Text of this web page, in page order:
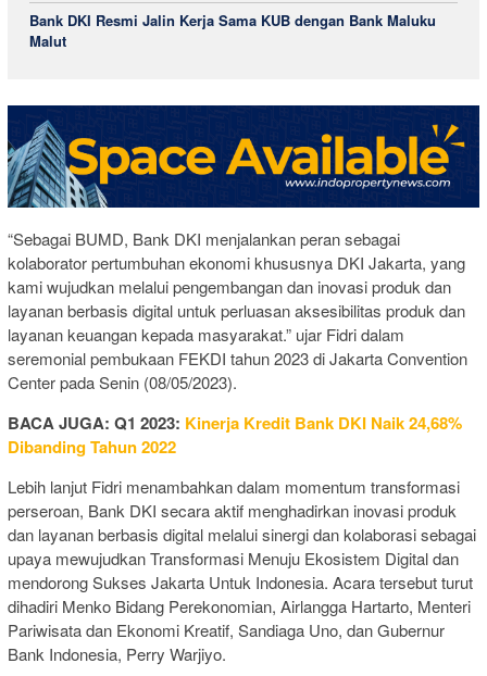
Bank DKI Resmi Jalin Kerja Sama KUB dengan Bank Maluku
Malut
“Sebagai BUMD, Bank DKI menjalankan peran sebagai
kolaborator pertumbuhan ekonomi khususnya DKI Jakarta, yang
kami wujudkan melalui pengembangan dan inovasi produk dan
layanan berbasis digital untuk perluasan aksesibilitas produk dan
layanan keuangan kepada masyarakat.” ujar Fidri dalam
seremonial pembukaan FEKDI tahun 2023 di Jakarta Convention
Center pada Senin (08/05/2023).
BACA JUGA: Q1 2023: Kinerja Kredit Bank DKI Naik 24,68%
Dibanding Tahun 2022
Lebih lanjut Fidri menambahkan dalam momentum transformasi
perseroan, Bank DKI secara aktif menghadirkan inovasi produk
dan layanan berbasis digital melalui sinergi dan kolaborasi sebagai
upaya mewujudkan Transformasi Menuju Ekosistem Digital dan
mendorong Sukses Jakarta Untuk Indonesia. Acara tersebut turut
dihadiri Menko Bidang Perekonomian, Airlangga Hartarto, Menteri
Pariwisata dan Ekonomi Kreatif, Sandiaga Uno, dan Gubernur
Bank Indonesia, Perry Warjiyo.